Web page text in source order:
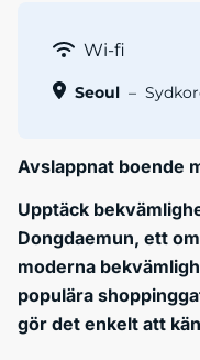
Wi-fi
Seoul –
Avslappnat boende
Upptäck
Dongdaemun, ett
moderna
populära
gör det enkelt att